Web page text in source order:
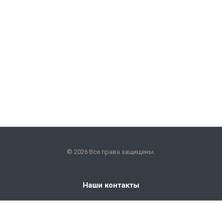
© 2026 Все права защищены.
Наши контакты